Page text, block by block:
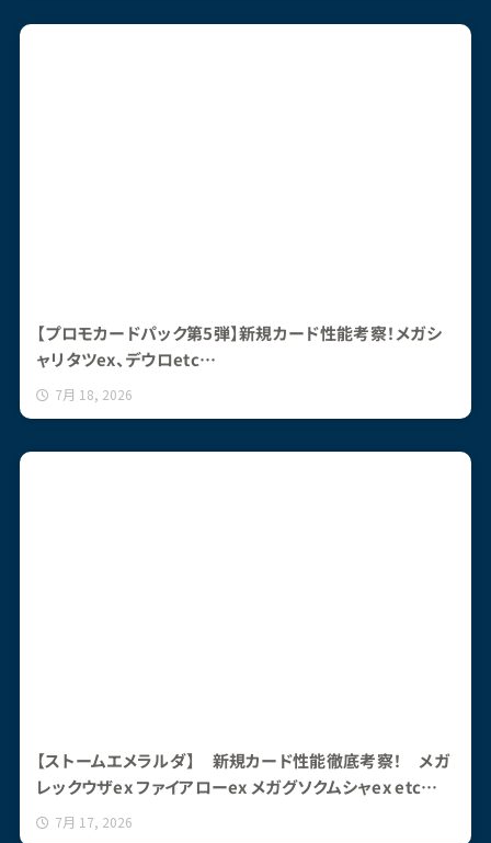
【プロモカードパック第5弾】新規カード性能考察！メガシ
ャリタツex、デウロetc…
7月 18, 2026
【ストームエメラルダ】 新規カード性能徹底考察！ メガ
レックウザex ファイアローex メガグソクムシャex etc…
7月 17, 2026